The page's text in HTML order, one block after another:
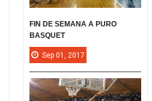
FIN DE SEMANA A PURO
BASQUET
Sep 01, 2017